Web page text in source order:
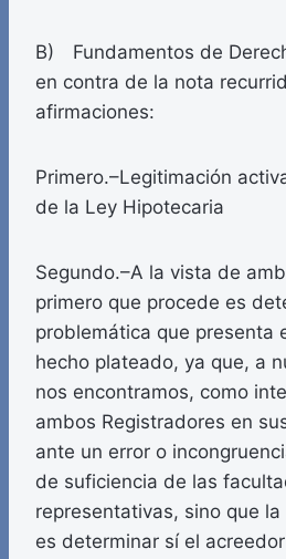
B) Fundamentos de
en contra de la nota
afirmaciones:
Primero.–Legitimación
de la Ley Hipotecaria
Segundo.–A la vista de
primero que procede es
problemática que presenta
hecho plateado, ya que, a
nos encontramos, como
ambos Registradores en
ante un error o
de suficiencia de las
representativas, sino que
es determinar sí el